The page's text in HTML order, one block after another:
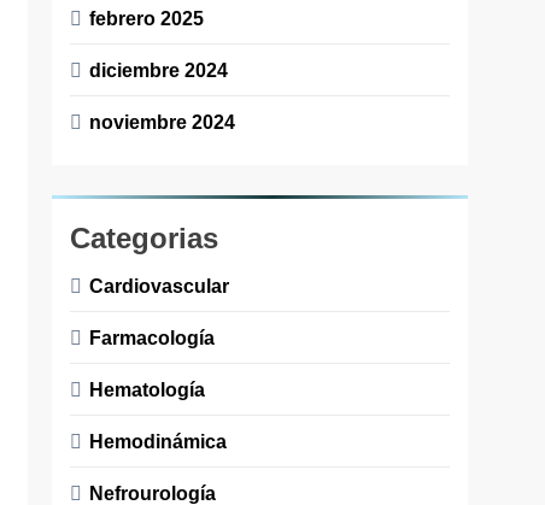
febrero 2025
diciembre 2024
noviembre 2024
Categorias
Cardiovascular
Farmacología
Hematología
Hemodinámica
Nefrourología